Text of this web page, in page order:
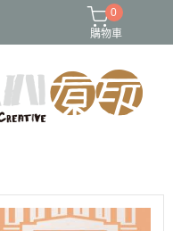
0
購物車